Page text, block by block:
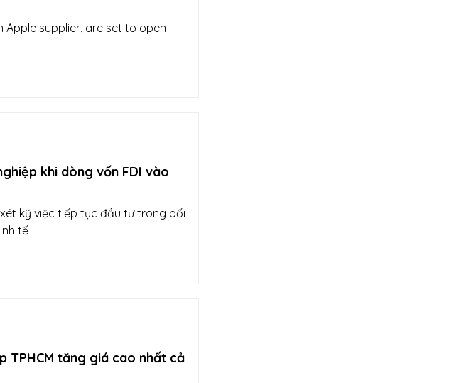
Apple supplier, are set to open
khi dòng vốn FDI vào
kỹ việc tiếp tục đầu tư trong bối
tế
TPHCM tăng giá cao nhất cả